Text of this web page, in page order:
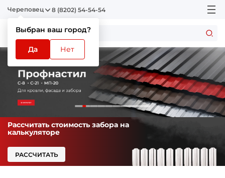
Череповец
Выбран ваш город?
Да Нет
8 (8202) 54-54-54
Рассчитать стоимость забора на
калькуляторе
РАССЧИТАТЬ